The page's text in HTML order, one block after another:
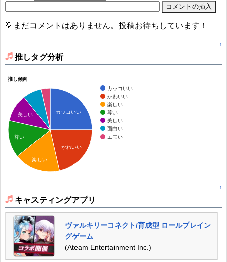
💡まだコメントはありません。投稿お待ちしています！
↑
推しタグ分析
推し傾向
カッコいい
かわいい
楽しい
尊い
美しい
面白い
エモい
カッコいい
かわいい
美しい
尊い
楽しい
↑
キャスティングアプリ
ヴァルキリーコネクト/育成型 ロールプレイン
グゲーム
(Ateam Entertainment Inc.)